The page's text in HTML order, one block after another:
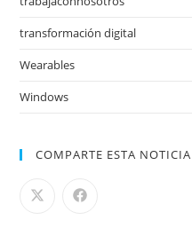
transformación digital
Wearables
Windows
COMPARTE ESTA NOTICIA